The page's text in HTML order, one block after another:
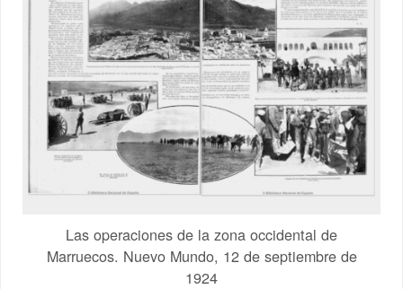
Las operaciones de la zona occidental de
Marruecos. Nuevo Mundo, 12 de septiembre de
1924